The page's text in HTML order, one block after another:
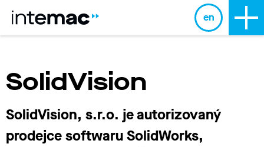
en
SolidVision
SolidVision, s.r.o. je autorizovaný
prodejce softwaru SolidWorks,